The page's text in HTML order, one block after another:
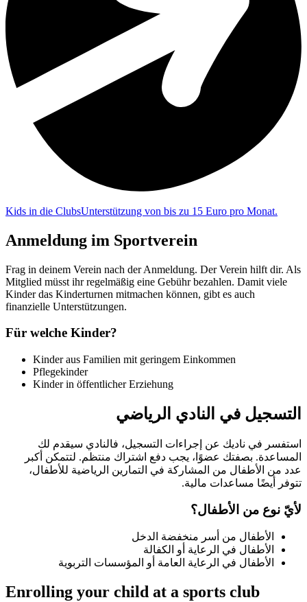
Kids in die ClubsUnterstützung von bis zu 15 Euro pro Monat.
Anmeldung im Sportverein
Frag in deinem Verein nach der Anmeldung. Der Verein hilft dir. Als
Mitglied müsst ihr regelmäßig eine Gebühr bezahlen. Damit viele
Kinder das Kinderturnen mitmachen können, gibt es auch
finanzielle Unterstützungen.
Für welche Kinder?
Kinder aus Familien mit geringem Einkommen
Pflegekinder
Kinder in öffentlicher Erziehung
التسجيل في النادي الرياضي
استفسر في ناديك عن إجراءات التسجيل، فالنادي سيقدم لك
المساعدة. بصفتك عضوًا، يجب دفع اشتراك منتظم. لتتمكن أكبر
عدد من الأطفال من المشاركة في التمارين الرياضية للأطفال،
تتوفر أيضًا مساعدات مالية.
لأيّ نوع من الأطفال؟
الأطفال من أسر منخفضة الدخل
الأطفال في الرعاية أو الكفالة
الأطفال في الرعاية العامة أو المؤسسات التربوية
Enrolling your child at a sports club